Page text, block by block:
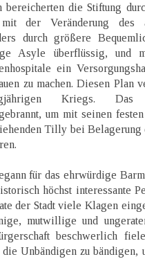
bereicherten die Stiftung
der Veränderung des
durch größere
Asyle überflüssig, und
ein
zu machen. Diesen Plan
Kriegs. Das
um mit seinen
Tilly bei Belagerung
für das ehrwürdige
höchst interessante
der Stadt viele Klagen
mutwillige und
beschwerlich
Unbändigen zu bändigen,